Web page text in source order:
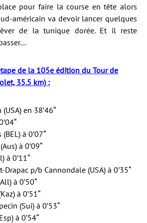
pour faire la course en tête alors
américain va devoir lancer quelques
de la tunique dorée. Et il reste
de la 105e édition du Tour de
35.5 km) :
en 38’46“
à 0’07“
à 0’09“
à 0’11“
Drapac p/b Cannondale (USA) à 0’35“
à 0’50“
à 0’51“
(Sui) à 0’53“
à 0’54“